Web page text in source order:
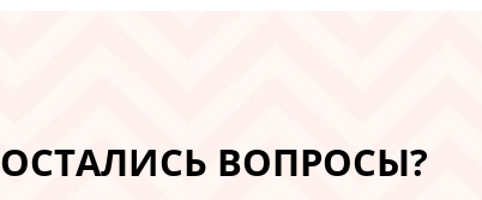
ОСТАЛИСЬ ВОПРОСЫ?